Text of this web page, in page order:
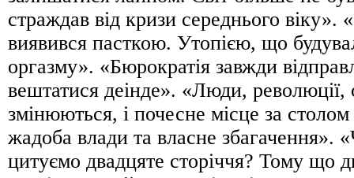
страждав від кризи середнього віку».
виявився пасткою. Утопією, що
оргазму». «Бюрократія завжди
вештатися деінде». «Люди, революції,
змінюються, і почесне місце за
жадоба влади та власне збагачення».
цитуємо двадцяте сторіччя? Тому що